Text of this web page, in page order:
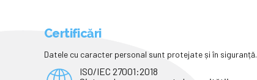
Certificări
Datele cu caracter personal sunt protejate și în siguranță.
ISO/IEC 27001:2018